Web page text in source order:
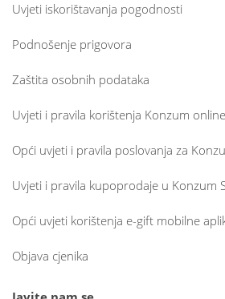
Uvjeti iskorištavanja pogodnosti
Podnošenje prigovora
Zaštita osobnih podataka
Uvjeti i pravila korištenja Konzum
Opći uvjeti i pravila poslovanja za
Uvjeti i pravila kupoprodaje u Konzum
Opći uvjeti korištenja e-gift mobilne
Objava cjenika